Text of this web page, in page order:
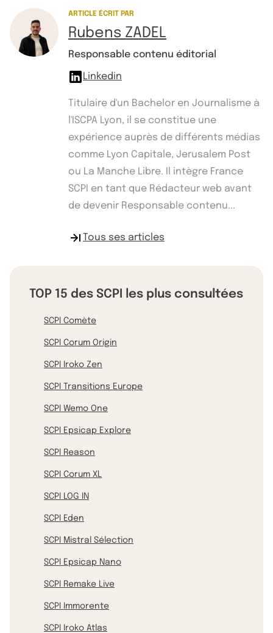
ARTICLE ÉCRIT PAR
Rubens ZADEL
Responsable contenu éditorial
Linkedin
Titulaire d'un Bachelor en Journalisme à
l'ISCPA Lyon, il se constitue une
expérience auprès de différents médias
comme Lyon Capitale, Jerusalem Post
ou La Manche Libre. Il intègre France
SCPI en tant que Rédacteur web avant
de devenir Responsable contenu...
Tous ses articles
TOP 15 des SCPI les plus consultées
SCPI Comète
SCPI Corum Origin
SCPI Iroko Zen
SCPI Transitions Europe
SCPI Wemo One
SCPI Epsicap Explore
SCPI Reason
SCPI Corum XL
SCPI LOG IN
SCPI Eden
SCPI Mistral Sélection
SCPI Epsicap Nano
SCPI Remake Live
SCPI Immorente
SCPI Iroko Atlas